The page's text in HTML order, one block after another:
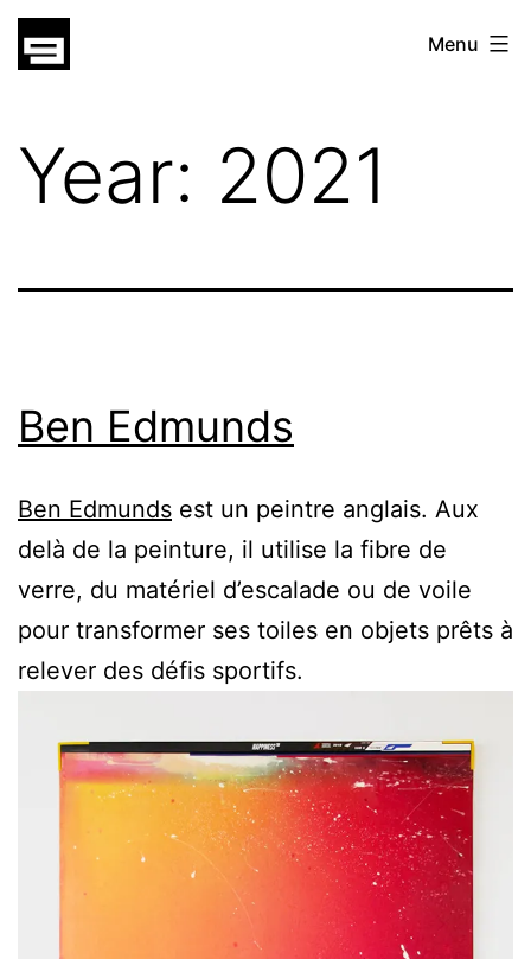
Skip
gatsu
Menu
Year: 2021
Ben Edmunds
Ben Edmunds est un peintre anglais. Aux
delà de la peinture, il utilise la fibre de
verre, du matériel d’escalade ou de voile
pour transformer ses toiles en objets prêts à
relever des défis sportifs.